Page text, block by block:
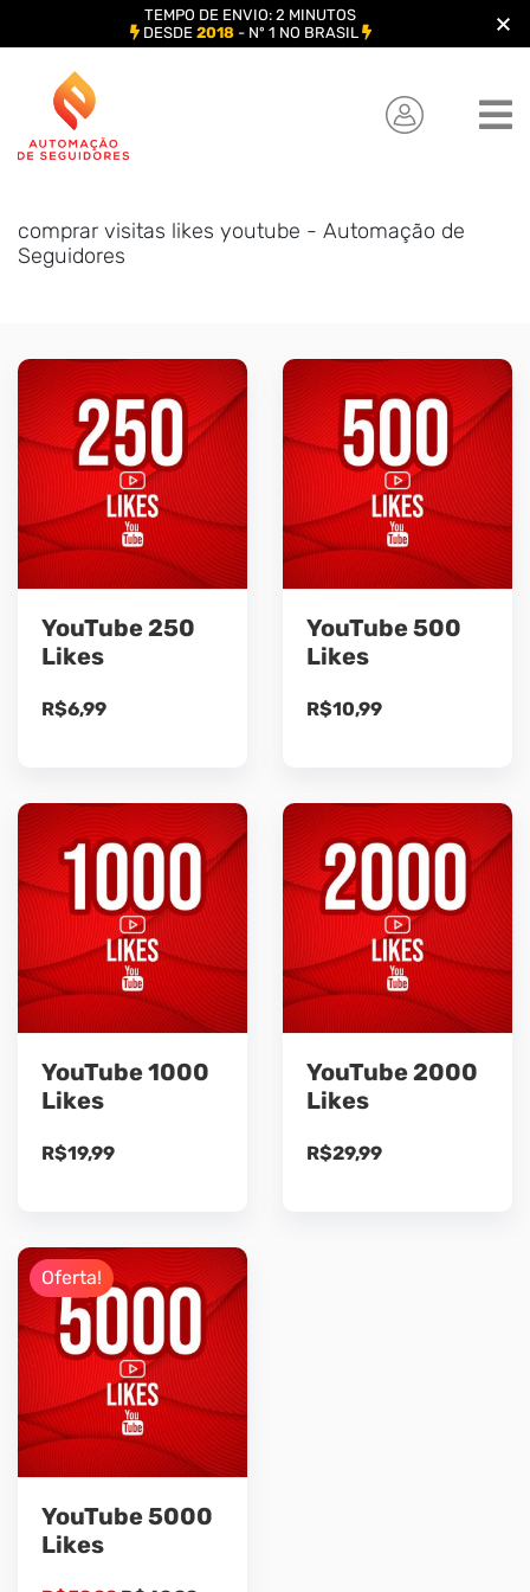
content
comprar visitas likes youtube - Automação de
Seguidores
YouTube 250
Likes
R$6,99
YouTube 500
Likes
R$10,99
YouTube 1000
Likes
R$19,99
YouTube 2000
Likes
R$29,99
Oferta!
YouTube 5000
Likes
TEMPO DE ENVIO: 2 MINUTOS
DESDE 2018- Nº 1 NO BRASIL